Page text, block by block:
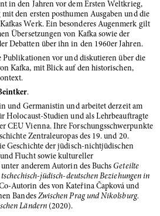
in den Jahren vor dem Ersten Weltkrieg,
den ersten posthumen Ausgaben und die
Werk. Ein besonderes Augenmerk gilt
Übersetzungen von Kafka sowie der
Debatten über ihn in den 1960er Jahren.
vor und diskutieren über die
Kafka, mit Blick auf den historischen,
.
und Germanistin und arbeitet derzeit am
Holocaust-Studien und als Lehrbeauftragte
CEU Vienna. Ihre Forschungsschwerpunkte
Zentraleuropas des 19. und 20.
Geschichte der jüdisch-nichtjüdischen
Flucht sowie kultureller
unter anderem Autorin des Buchs Geteilte
jüdisch-deutschen Beziehungen in
Autorin des von Kateřina Čapková und
BandesZwischen Prag und Nikolsburg.
Ländern(2020).